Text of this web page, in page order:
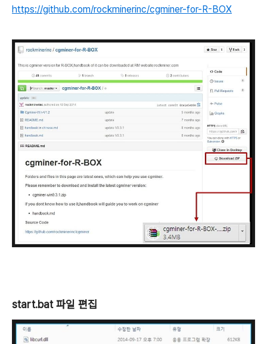
https://github.com/rockminerinc/cgminer-for-R-BOX
start.bat 파일 편집